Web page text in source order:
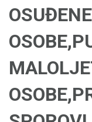
OSUĐENE